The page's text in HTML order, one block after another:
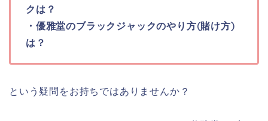
クは？
・優雅堂のブラックジャックのやり方(賭け方)
は？
という疑問をお持ちではありませんか？